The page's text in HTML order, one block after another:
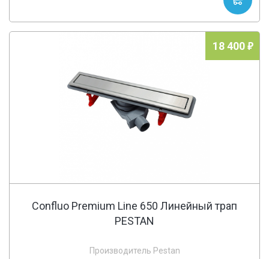
18 400
Confluo Premium Line 650 Линейный трап
PESTAN
Производитель Pestan